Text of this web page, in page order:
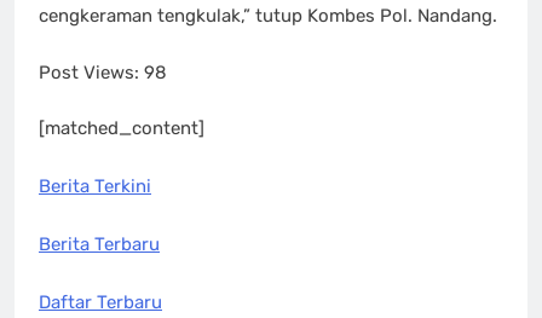
cengkeraman tengkulak,” tutup Kombes Pol. Nandang.
Post Views: 98
[matched_content]
Berita Terkini
Berita Terbaru
Daftar Terbaru